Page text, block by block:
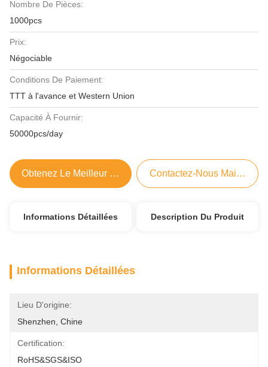
Nombre De Pièces:
1000pcs
Prix:
Négociable
Conditions De Paiement:
TTT à l'avance et Western Union
Capacité À Fournir:
50000pcs/day
Obtenez Le Meilleur Prix Contactez-Nous Maintenant
Informations Détaillées Description Du Produit
Informations Détaillées
Lieu D'origine:
Shenzhen, Chine
Certification:
RoHS&SGS&ISO